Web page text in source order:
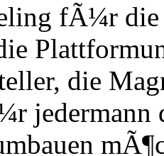
fÃ¼r
die
jedermann